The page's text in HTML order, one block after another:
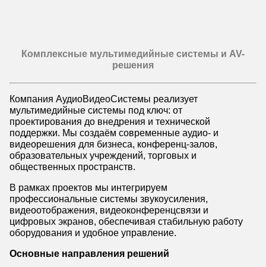
Комплексные мультимедийные системы и AV-
решения
Компания АудиоВидеоСистемы реализует
мультимедийные системы под ключ: от
проектирования до внедрения и технической
поддержки. Мы создаём современные аудио- и
видеорешения для бизнеса, конференц-залов,
образовательных учреждений, торговых и
общественных пространств.
В рамках проектов мы интегрируем
профессиональные системы звукоусиления,
видеоотображения, видеоконференцсвязи и
цифровых экранов, обеспечивая стабильную работу
оборудования и удобное управление.
Основные направления решений